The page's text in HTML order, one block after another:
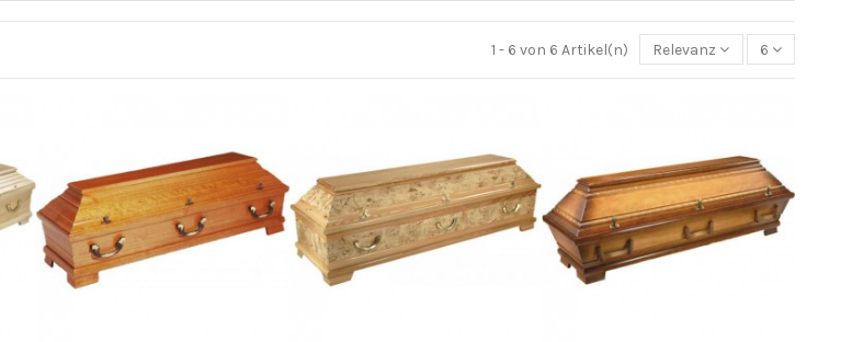
1 - 6 von 6 Artikel(n) Relevanz 6